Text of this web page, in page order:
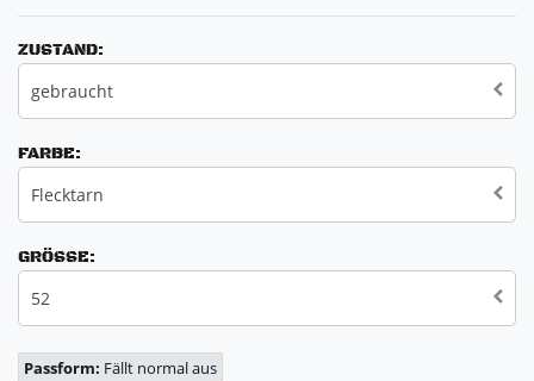
ZUSTAND:
gebraucht
FARBE:
Flecktarn
GRÖSSE:
52
Passform: Fällt normal aus